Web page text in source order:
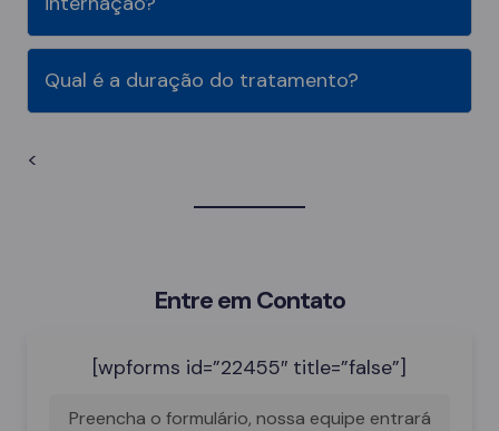
Qual é a duração do tratamento?
<
Entre em Contato
[wpforms id=”22455″ title=”false”]
Preencha o formulário, nossa equipe entrará